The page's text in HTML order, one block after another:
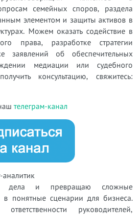
семейных споров, раздела
элементом и защиты активов в
Можем оказать содействие в
права, разработке стратегии
заявлений об обеспечительных
медиации или судебного
консультацию, свяжитесь:
телеграм-канал
аналитик
дела и превращаю сложные
в понятные сценарии для бизнеса.
руководителей,